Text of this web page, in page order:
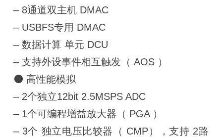
– 8通道双主机 DMAC
– USBFS专用 DMAC
– 数据计算 单元 DCU
– 支持外设事件相互触发（ AOS ）
⚫ 高性能模拟
– 2个独立12bit 2.5MSPS ADC
– 1个可编程增益放大器（ PGA ）
– 3个 独立电压比较器（ CMP），支持 2路